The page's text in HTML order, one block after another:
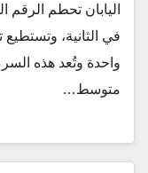
متوسط…